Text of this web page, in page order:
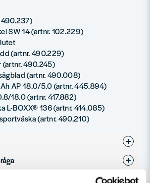
490.237)
SW 14 (artnr. 102.229)
(artnr. 490.229)
(artnr. 490.245)
(artnr. 490.008)
AP 18.0/5.0 (artnr. 445.894)
18.0 (artnr. 417.882)
L-BOXX® 136 (artnr. 414.085)
(artnr. 490.210)